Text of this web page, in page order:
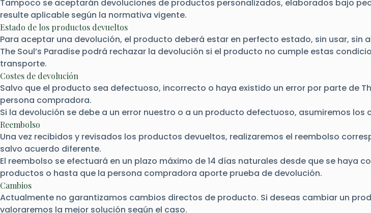
Tampoco se aceptarán devoluciones de productos personalizados, elaborados bajo
resulte aplicable según la normativa vigente.
Estado de los productos devueltos
Para aceptar una devolución, el producto deberá estar en perfecto estado, sin usar, sin
The Soul’s Paradise podrá rechazar la devolución si el producto no cumple estas
transporte.
Costes de devolución
Salvo que el producto sea defectuoso, incorrecto o haya existido un error por parte de
persona compradora.
Si la devolución se debe a un error nuestro o a un producto defectuoso, asumiremos
Reembolso
Una vez recibidos y revisados los productos devueltos, realizaremos el reembolso
salvo acuerdo diferente.
El reembolso se efectuará en un plazo máximo de 14 días naturales desde que se
productos o hasta que la persona compradora aporte prueba de devolución.
Cambios
Actualmente no garantizamos cambios directos de producto. Si deseas cambiar un
valoraremos la mejor solución según el caso.